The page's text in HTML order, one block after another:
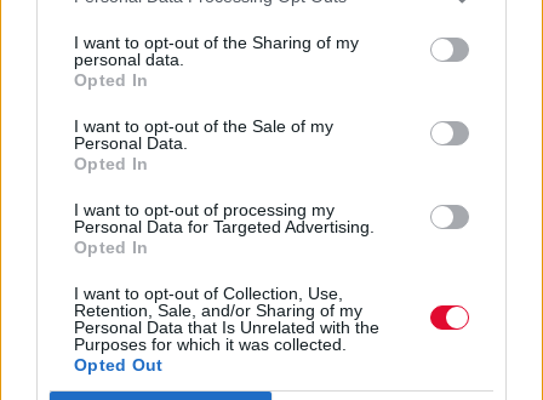
I want to opt-out of the Sharing of my
personal data.
Opted In
I want to opt-out of the Sale of my
Personal Data.
Opted In
I want to opt-out of processing my
Personal Data for Targeted Advertising.
Opted In
I want to opt-out of Collection, Use,
Retention, Sale, and/or Sharing of my
Personal Data that Is Unrelated with the
Purposes for which it was collected.
Opted Out
στα χέρια και στο αισθητήριο του πιο κοντινού του
ανθρώπου– το στοίχημα απέδωσε τα μέγιστα.
Κι έτσι έφτασε στα αφτιά μας το αντίο του Leonard
Cohen. Ένα αντίο αντάξιο της όλης πορείας του και
εμείς τι πρέπει να κάνουμε;Ένα αντίο ευτυχές,
χορτασμένο , γεμάτο αποδοχή, αλλά και με μια
ακατάβλητη φλόγα να καίει ευκρινώς εντός του.
(Και) έπειτα από αυτό το στερνό νεύμα του, ο
μεγάλος Καναδός παραμένει λοιπόν δικός μας –όσο